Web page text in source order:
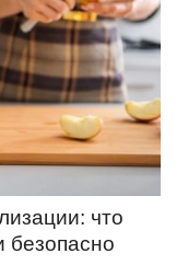
что
безопасно